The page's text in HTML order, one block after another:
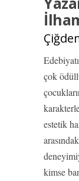
çok
estetik
kimse